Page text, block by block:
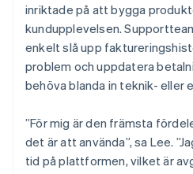
inriktade på att bygga
kundupplevelsen.
enkelt slå upp
problem och uppdatera
behöva blanda in teknik- eller
”För mig är den främsta
det är att använda”, sa Lee.
tid på plattformen, vilket är